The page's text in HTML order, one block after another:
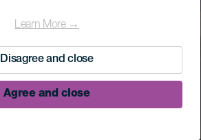
Learn More →
Disagree and close
Agree and close